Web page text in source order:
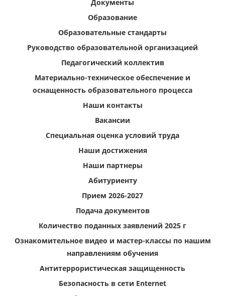
Документы
Образование
Образовательные стандарты
Руководство образовательной организацией
Педагогический коллектив
Материально-техническое обеспечение и
оснащенность образовательного процесса
Наши контакты
Вакансии
Специальная оценка условий труда
Наши достижения
Наши партнеры
Абитуриенту
Прием 2026-2027
Подача документов
Количество поданных заявлений 2025 г
Ознакомительное видео и мастер-классы по нашим
направлениям обучения
Антитеррористическая защищенность
Безопасность в сети Enternet